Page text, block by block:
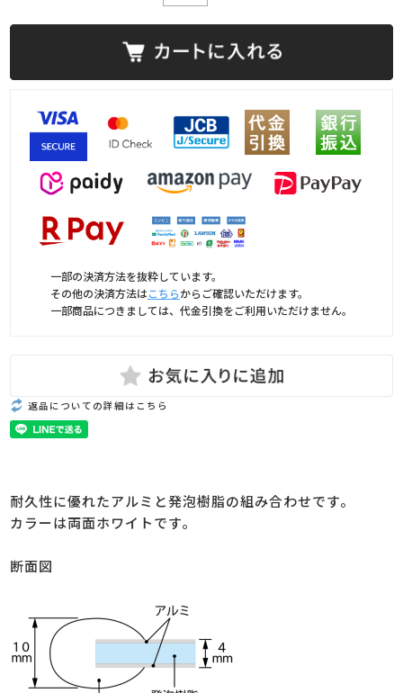
一部の決済方法を抜粋しています。
その他の決済方法はこちらからご確認いただけます。
一部商品につきましては、代金引換をご利用いただけません。
返品についての詳細はこちら
耐久性に優れたアルミと発泡樹脂の組み合わせです。
カラーは両面ホワイトです。
断面図